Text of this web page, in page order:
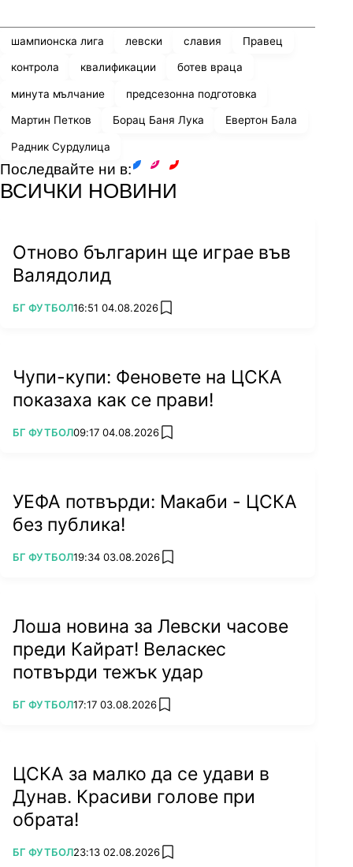
шампионска лига левски славия Правец
контрола квалификации ботев враца
минута мълчание предсезонна подготовка
Мартин Петков Борац Баня Лука Евертон Бала
Радник Сурдулица
Последвайте ни в:
ВСИЧКИ НОВИНИ
Отново българин ще играе във
Валядолид
ПОВЕЧЕ ОТ
БГ ФУТБОЛ16:51 04.08.2026 add favorites
Чупи-купи: Феновете на ЦСКА
показаха как се прави!
ПОВЕЧЕ ОТ
БГ ФУТБОЛ09:17 04.08.2026 add favorites
УЕФА потвърди: Макаби - ЦСКА
без публика!
ПОВЕЧЕ ОТ
БГ ФУТБОЛ19:34 03.08.2026 add favorites
Лоша новина за Левски часове
преди Кайрат! Веласкес
потвърди тежък удар
ПОВЕЧЕ ОТ
БГ ФУТБОЛ17:17 03.08.2026 add favorites
ЦСКА за малко да се удави в
Дунав. Красиви голове при
обрата!
ПОВЕЧЕ ОТ
БГ ФУТБОЛ23:13 02.08.2026 add favorites